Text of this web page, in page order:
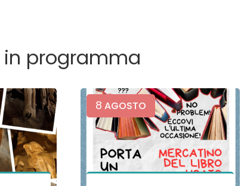
in programma
8 AGOSTO